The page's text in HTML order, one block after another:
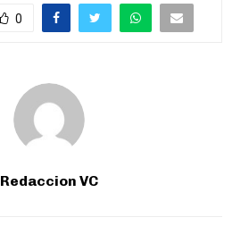
0
Redaccion VC